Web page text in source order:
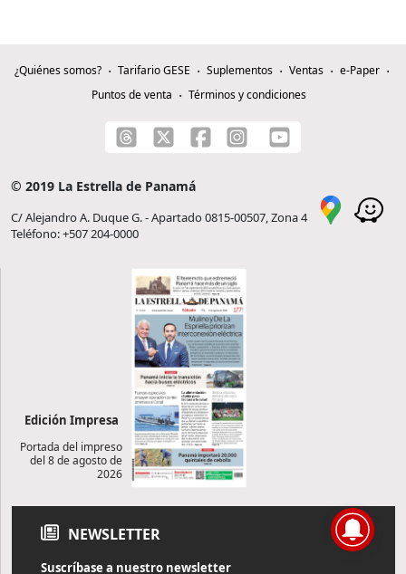
¿Quiénes somos? Tarifario GESE Suplementos Ventas
e-Paper
Puntos de venta
Términos y condiciones
© 2019 La Estrella de Panamá
C/ Alejandro A. Duque G. - Apartado 0815-00507, Zona 4
Teléfono: +507 204-0000
Edición Impresa
Portada del impreso
del 8 de agosto de
2026
NEWSLETTER
Suscríbase a nuestro newsletter